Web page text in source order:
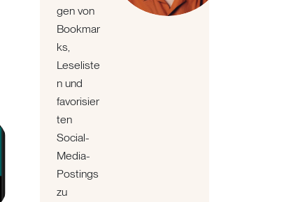
gen von
Bookmar
ks,
Leseliste
n und
favorisier
ten
Social-
Media-
Postings
zu